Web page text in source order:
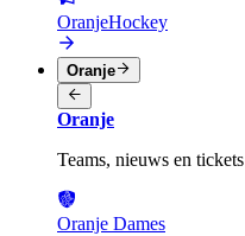
OranjeHockey
Oranje
Oranje
Teams, nieuws en tickets
Oranje Dames